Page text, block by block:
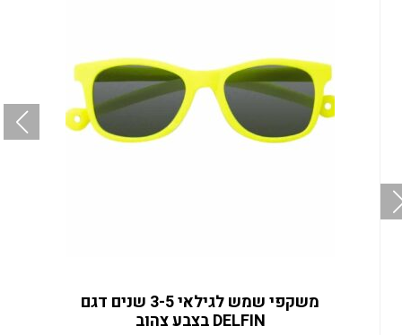
משקפי שמש לגילאי 3-5 שנים דגם
DELFIN בצבע צהוב